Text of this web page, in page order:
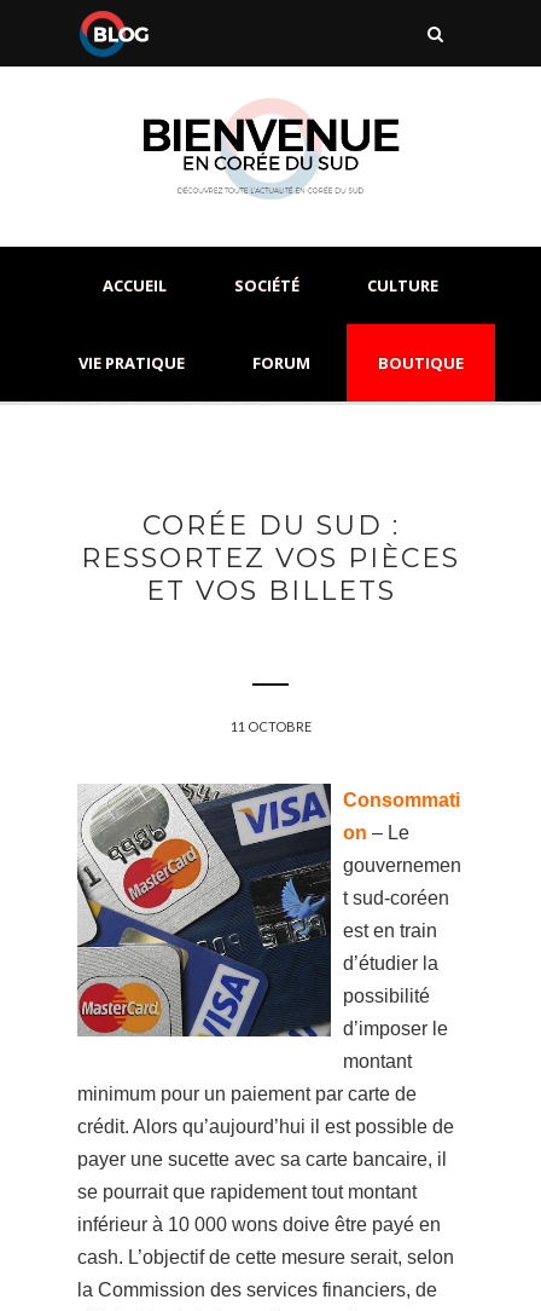
ACCUEIL SOCIÉTÉ CULTURE
VIE PRATIQUE FORUM BOUTIQUE
CORÉE DU SUD :
RESSORTEZ VOS PIÈCES
ET VOS BILLETS
11 OCTOBRE
Consommati
on – Le
gouvernemen
t sud-coréen
est en train
d’étudier la
possibilité
d’imposer le
montant
minimum pour un paiement par carte de
crédit. Alors qu’aujourd’hui il est possible de
payer une sucette avec sa carte bancaire, il
se pourrait que rapidement tout montant
inférieur à 10 000 wons doive être payé en
cash. L’objectif de cette mesure serait, selon
la Commission des services financiers, de